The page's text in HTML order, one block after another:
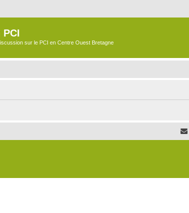
PCI
sur le PCI en Centre Ouest Bretagne